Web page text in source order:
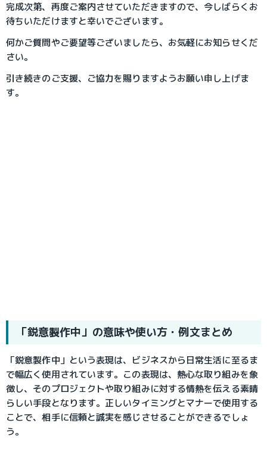
完成次第、再度ご案内させていただきますので、今しばらくお
待ちいただけますと幸いでございます。
何かご質問やご要望等ございましたら、お気軽にお知らせくだ
さい。
引き続きのご支援、ご協力を賜りますようお願い申し上げま
す。
「鋭意製作中」の意味や使い方・例文まとめ
「鋭意製作中」という表現は、ビジネスから日常生活に至るま
で幅広く使用されています。この表現は、熱心な取り組みを象
徴し、そのプロジェクトや取り組みに対する情熱を伝える素晴
らしい手段となります。正しいタイミングとマナーで使用する
ことで、相手に信頼と誠実を感じさせることができるでしょ
う。